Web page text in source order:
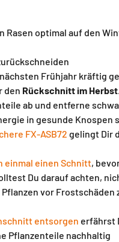
Rasen optimal auf den
Frühjahr kräftig
den Rückschnitt im Herbst
ab und entferne
in gesunde Knospen
FX-ASB72 gelingt Dir
einmal einen Schnitt,
Du darauf achten,
vor Frostschäden
entsorgen erfährst
Pflanzenteile nachhaltig